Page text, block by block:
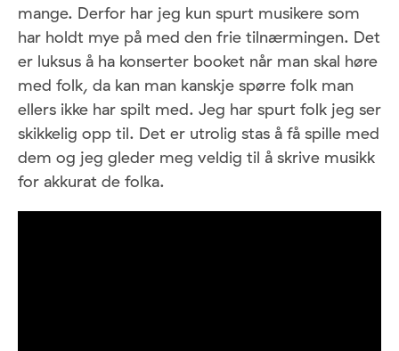
mange. Derfor har jeg kun spurt musikere som
har holdt mye på med den frie tilnærmingen. Det
er luksus å ha konserter booket når man skal høre
med folk, da kan man kanskje spørre folk man
ellers ikke har spilt med. Jeg har spurt folk jeg ser
skikkelig opp til. Det er utrolig stas å få spille med
dem og jeg gleder meg veldig til å skrive musikk
for akkurat de folka.